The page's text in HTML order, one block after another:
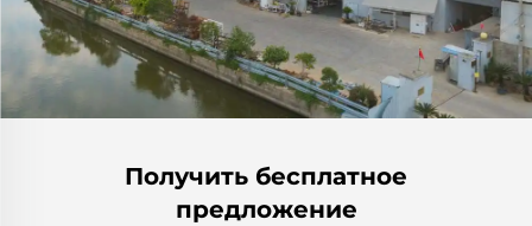
Получить бесплатное
предложение